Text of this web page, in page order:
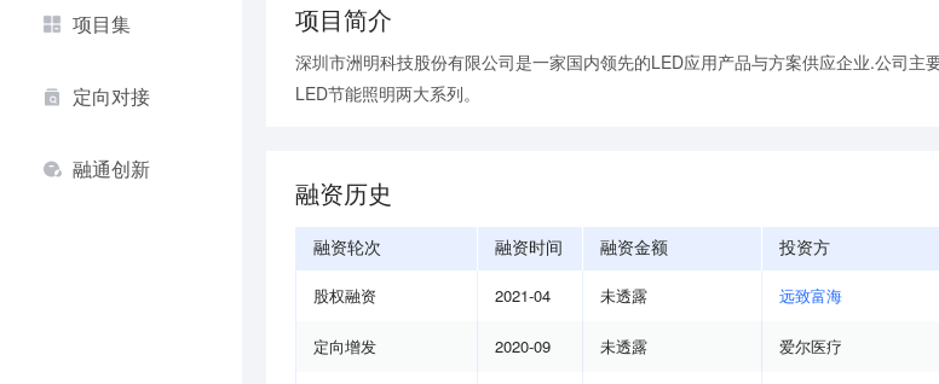
项目集
定向对接
融通创新
项目简介
深圳市洲明科技股份有限公司是一家国内领先的LED应用产品与方案供应企业.公司主
LED节能照明两大系列。
融资历史
融资轮次 融资时间 融资金额 投资方
股权融资 2021-04 未透露 远致富海
定向增发 2020-09 未透露 爱尔医疗